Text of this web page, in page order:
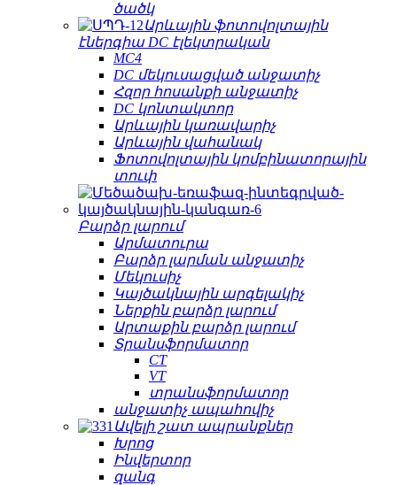
ծածկ
Արևային ֆոտովոլտային
էներգիա DC էլեկտրական
MC4
DC մեկուսացված անջատիչ
Հզոր հոսանքի անջատիչ
DC կոնտակտոր
Արևային կառավարիչ
Արևային վահանակ
Ֆոտովոլտային կոմբինատորային
տուփ
Բարձր լարում
Արմատուրա
Բարձր լարման անջատիչ
Մեկուսիչ
Կայծակնային արգելակիչ
Ներքին բարձր լարում
Արտաքին բարձր լարում
Տրանսֆորմատոր
CT
VT
տրանսֆորմատոր
անջատիչ ապահովիչ
Ավելի շատ ապրանքներ
Խրոց
Ինվերտոր
զանգ